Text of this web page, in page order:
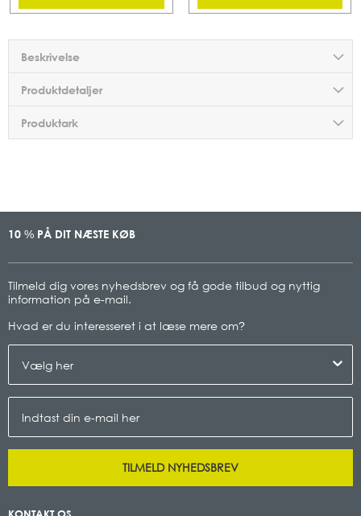
Beskrivelse
Produktdetaljer
Produktark
10 % PÅ DIT NÆSTE KØB
Tilmeld dig vores nyhedsbrev og få gode tilbud og nyttig
information på e-mail.
Hvad er du interesseret i at læse mere om?
TILMELD NYHEDSBREV